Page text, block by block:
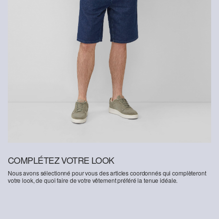
manière à économiser les ressources.
Soutien à Better Cotton
En choisissant nos produits en coton, vous soutenez notre
engagement envers la mission de Better Cotton visant à aider les
communautés à survivre et à prospérer, tout en protégeant et en
restaurant l’environnement. Better Cotton soutient les
communautés agricoles sur les plans social, environnemental et
économique en formant les agriculteurs aux méthodes de culture
plus durables. Ce produit est issu d’un système de bilan massique
et peut donc ne pas contenir de coton Better Cotton.
questions de responsabilité.
COMPLÉTEZ VOTRE LOOK
Nous avons sélectionné pour vous des articles coordonnés qui complèteront
votre look, de quoi faire de votre vêtement préféré la tenue idéale.